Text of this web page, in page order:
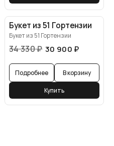
Букет из 51 Гортензии
Букет из 51 Гортензии
34 330₽ 30 900 ₽
Подробнее В корзину
Купить